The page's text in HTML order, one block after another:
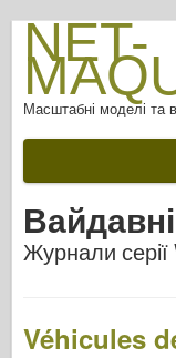
NET-
Масштабні моделі та
Журнали серії
Véhicules